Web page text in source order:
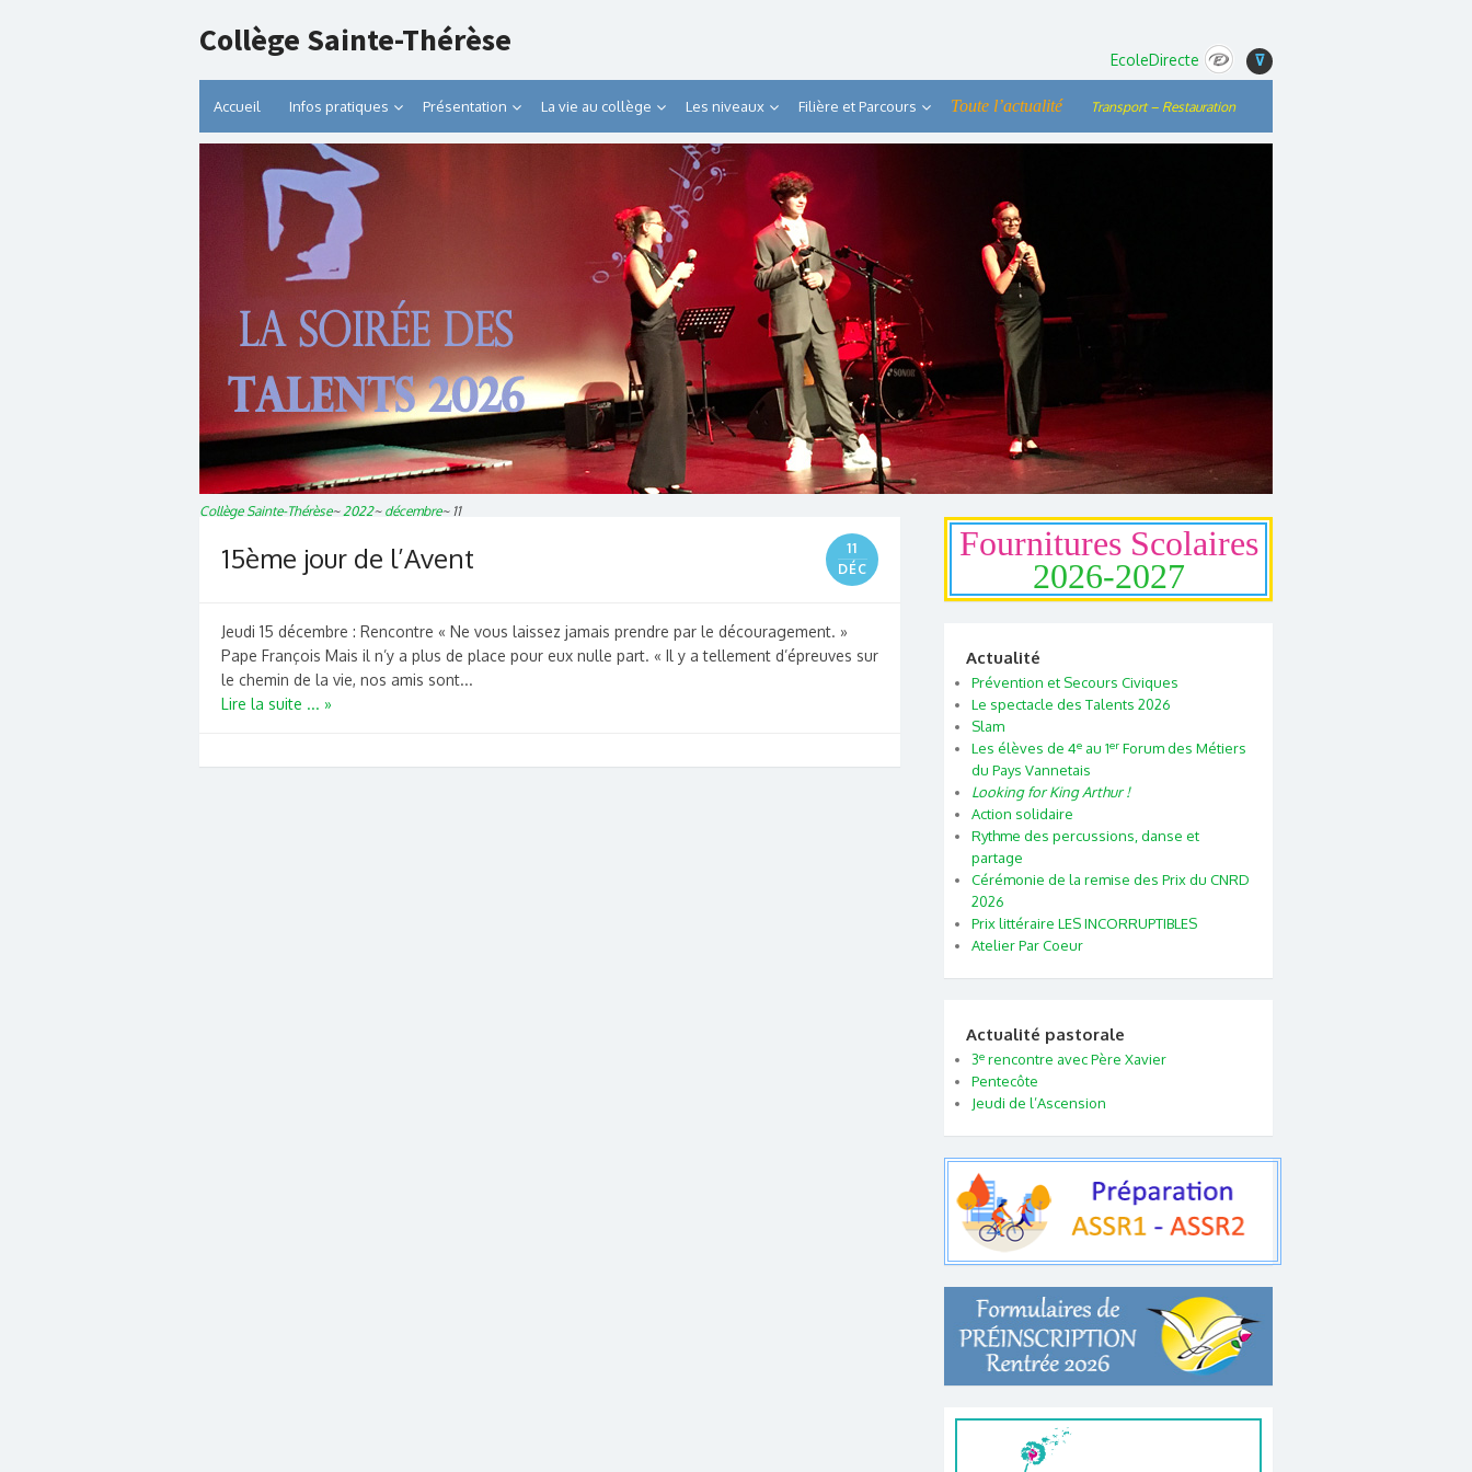
Collège Sainte-Thérèse
EcoleDirecte ⊽
Accueil Infos pratiques Présentation La vie au collège Les niveaux Filière et Parcours Toute l’actualité Transport – Restauration
Collège Sainte-Thérèse~2022~ décembre~ 11
15ème jour de l’Avent
11
DÉC
Jeudi 15 décembre : Rencontre « Ne vous laissez jamais prendre par le découragement. »
Pape François Mais il n’y a plus de place pour eux nulle part. « Il y a tellement d’épreuves sur
le chemin de la vie, nos amis sont...
Lire la suite ... »
Fournitures Scolaires
2026-2027
Actualité
Prévention et Secours Civiques
Le spectacle des Talents 2026
Slam
Les élèves de 4e au 1er Forum des Métiers
du Pays Vannetais
Looking for King Arthur !
Action solidaire
Rythme des percussions, danse et
partage
Cérémonie de la remise des Prix du CNRD
2026
Prix littéraire LES INCORRUPTIBLES
Atelier Par Coeur
Actualité pastorale
3e rencontre avec Père Xavier
Pentecôte
Jeudi de l’Ascension